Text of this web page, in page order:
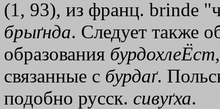
(1, 93), из франц. brinde
брыґнда. Следует также
образования бурдохлеЁст
связанные с бурдаґ.
подобно русск. сивуґха.